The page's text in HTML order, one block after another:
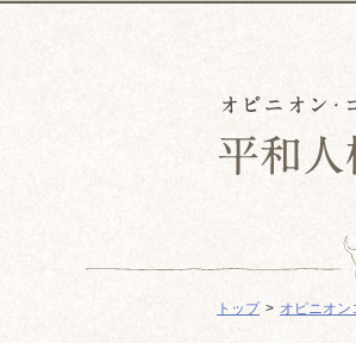
トップ オピニオン